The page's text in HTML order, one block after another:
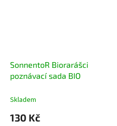
SonnentoR Biorarášci
poznávací sada BIO
Skladem
130 Kč